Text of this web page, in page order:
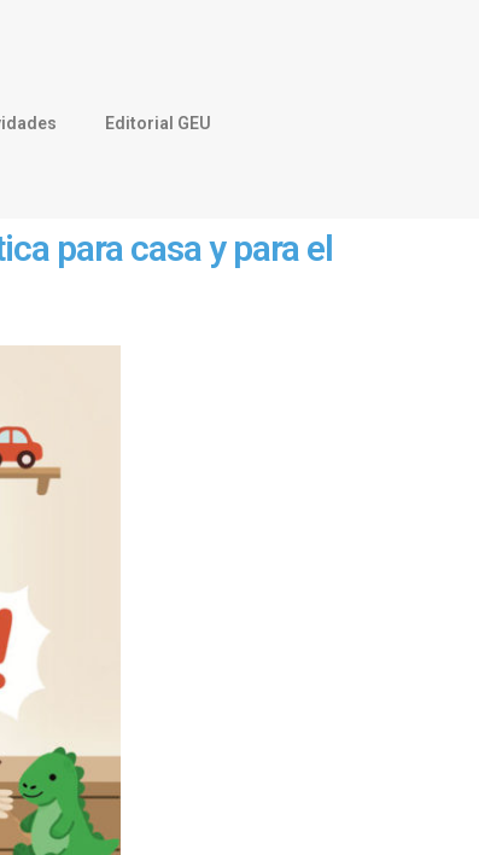
Editorial GEU
para casa y para el